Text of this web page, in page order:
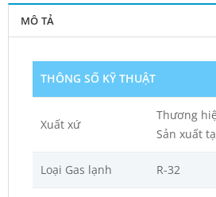
MÔ TẢ
THÔNG SỐ KỸ THUẬT
Xuất xứ
Thương
Sản xuất
Loại Gas lạnh R-32